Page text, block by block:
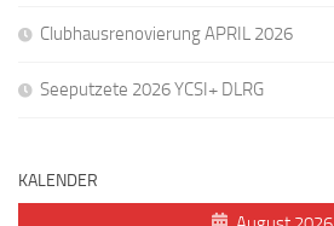
Clubhausrenovierung APRIL 2026
Seeputzete 2026 YCSI+ DLRG
KALENDER